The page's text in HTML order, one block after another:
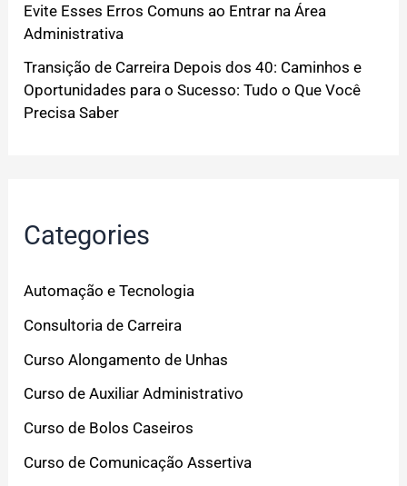
Evite Esses Erros Comuns ao Entrar na Área
Administrativa
Transição de Carreira Depois dos 40: Caminhos e
Oportunidades para o Sucesso: Tudo o Que Você
Precisa Saber
Categories
Automação e Tecnologia
Consultoria de Carreira
Curso Alongamento de Unhas
Curso de Auxiliar Administrativo
Curso de Bolos Caseiros
Curso de Comunicação Assertiva